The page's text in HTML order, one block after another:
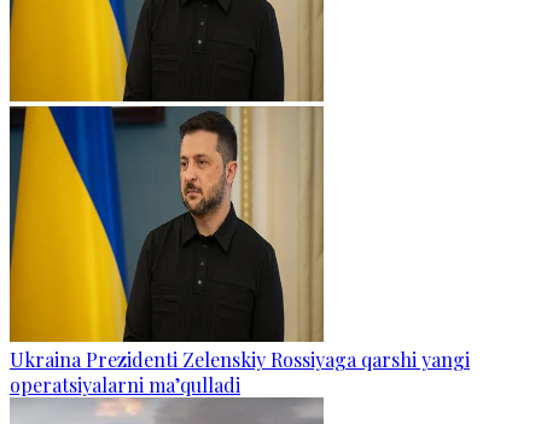
Ukraina Prezidenti Zelenskiy Rossiyaga qarshi yangi
operatsiyalarni ma’qulladi